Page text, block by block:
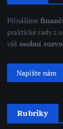
Přinášíme
praktické rady z
váš osobní
Napište nám
Rubriky